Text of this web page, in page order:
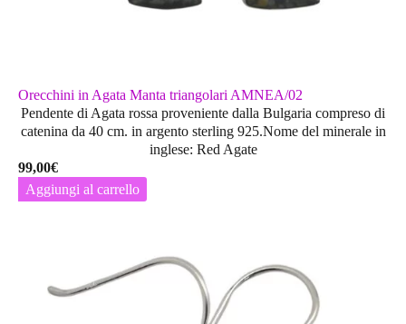
Orecchini in Agata Manta triangolari AMNEA/02
Pendente di Agata rossa proveniente dalla Bulgaria compreso di
catenina da 40 cm. in argento sterling 925.Nome del minerale in
inglese: Red Agate
99,00€
Aggiungi al carrello